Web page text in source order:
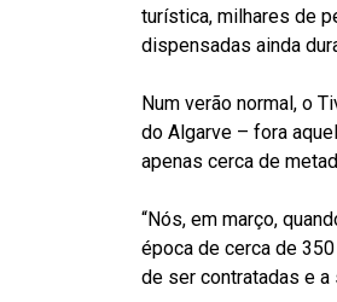
turística, milhares de
dispensadas ainda
Num verão normal, o
do Algarve – fora
apenas cerca de
“Nós, em março,
época de cerca de
de ser contratadas e a